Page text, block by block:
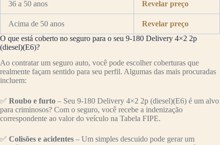
36 a 50 anos Revelar preço
Acima de 50 anos
Revelar preço
O que está coberto no seguro para o seu 9-180 Delivery 4×2 2p
(diesel)(E6)?
Ao contratar um seguro auto, você pode escolher coberturas que
realmente façam sentido para seu perfil. Algumas das mais procuradas
incluem:
✅ Roubo e furto – Seu 9-180 Delivery 4×2 2p (diesel)(E6) é um alvo
para criminosos? Com o seguro, você recebe a indenização
correspondente ao valor do veículo na Tabela FIPE.
✅ Colisões e acidentes – Um simples descuido pode gerar um